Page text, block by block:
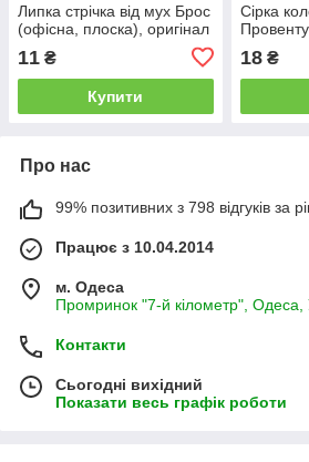
Липка стрічка від мух Брос
(офісна, плоска), оригінал
11 ₴
Купити
Сірка
18₴
Про нас
99% позитивних з 798 відгуків за
Працює з 10.04.2014
м. Одеса
Промринок "7-й кілометр", Одеса,
Контакти
Сьогодні вихідний
Показати весь графік роботи